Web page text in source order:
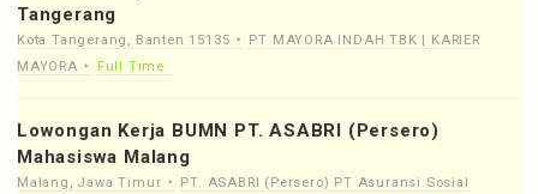
Tangerang
Kota Tangerang, Banten 15135
PT MAYORA INDAH TBK | KARIER
MAYORA
Full Time
Lowongan Kerja BUMN PT. ASABRI (Persero)
Mahasiswa Malang
Malang, Jawa Timur
PT. ASABRI (Persero) PT Asuransi Sosial